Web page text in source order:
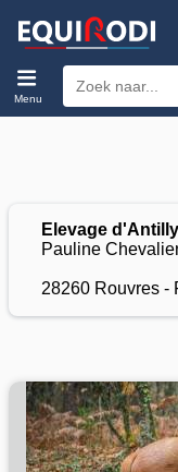
Menu
Elevage d'Antilly
Pauline
28260 Rouvres -